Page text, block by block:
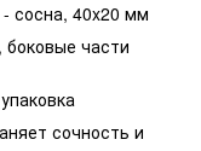
сосна, 40x20 мм
боковые части
сочность и